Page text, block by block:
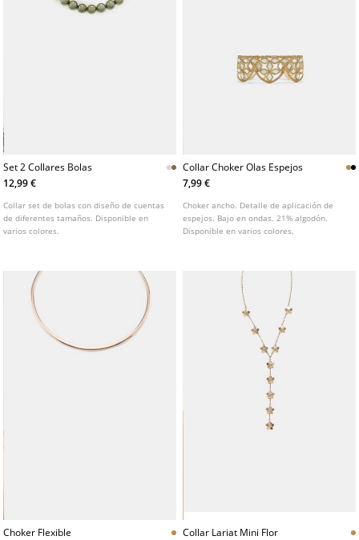
Set 2 Collares Bolas
12,99 €
Collar set de bolas con diseño de cuentas
de diferentes tamaños. Disponible en
varios colores.
Collar Choker Olas Espejos
7,99 €
Choker ancho. Detalle de aplicación de
espejos. Bajo en ondas. 21% algodón.
Disponible en varios colores.
Choker Flexible
Collar Lariat Mini Flor